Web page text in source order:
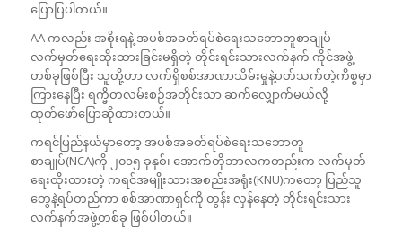
ပြောပြပါတယ်။
AA ကလည်း အစိုးရနဲ့ အပစ်အခတ်ရပ်စဲရေးသဘောတူစာချုပ်
လက်မှတ်ရေးထိုးထားခြင်းမရှိတဲ့ တိုင်းရင်းသားလက်နက် ကိုင်အဖွဲ့
တစ်ခုဖြစ်ပြီး သူတို့ဟာ လက်ရှိစစ်အာဏာသိမ်းမှုနဲ့ပတ်သက်တဲ့ကိစ္စမှာ
ကြားနေပြီး ရက္ခိတလမ်းစဉ်အတိုင်းသာ ဆက်လျှောက်မယ်လို့
ထုတ်ဖော်ပြောဆိုထားတယ်။
ကရင်ပြည်နယ်မှာတော့ အပစ်အခတ်ရပ်စဲရေးသဘောတူ
စာချုပ်(NCA)ကို ၂၀၁၅ ခုနှစ်၊ အောက်တိုဘာလကတည်းက လက်မှတ်
ရေးထိုးထားတဲ့ ကရင်အမျိုးသားအစည်းအရုံး(KNU)ကတော့ ပြည်သူ
တွေနဲ့ရပ်တည်ကာ စစ်အာဏာရှင်ကို တွန်း လှန်နေတဲ့ တိုင်းရင်းသား
လက်နက်အဖွဲ့တစ်ခု ဖြစ်ပါတယ်။